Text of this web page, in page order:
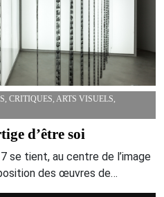
,CRITIQUES,ARTS VISUELS,
d’être soi
se tient, au centre de l’image
des œuvres de…